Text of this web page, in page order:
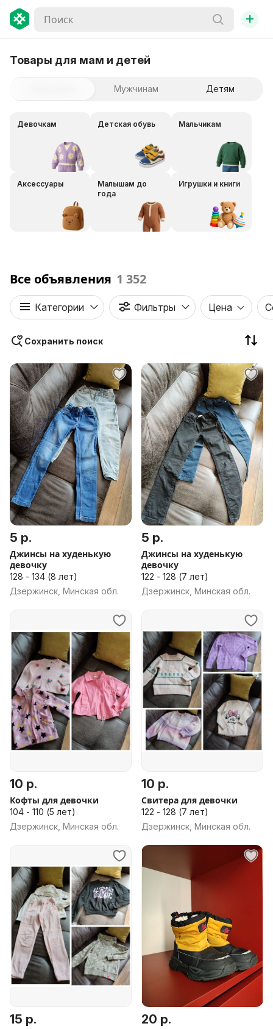
+
Товары для мам и детей
Мужчинам Детям
Девочкам Детская обувь Мальчикам
Аксессуары
Малышам до
года
Игрушки и книги
Все объявления 1 352
Категории Фильтры Цена
Сохранить поиск
5 р.
Джинсы на худенькую
девочку
128 - 134 (8 лет)
Дзержинск, Минская обл.
5 р.
Джинсы на худенькую
девочку
122 - 128 (7 лет)
Дзержинск, Минская обл.
10 р.
Кофты для девочки
104 - 110 (5 лет)
Дзержинск, Минская обл.
10 р.
Свитера для девочки
122 - 128 (7 лет)
Дзержинск, Минская обл.
15 р. 20 р.